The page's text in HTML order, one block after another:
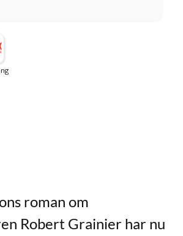
roman om
Robert Grainier har nu